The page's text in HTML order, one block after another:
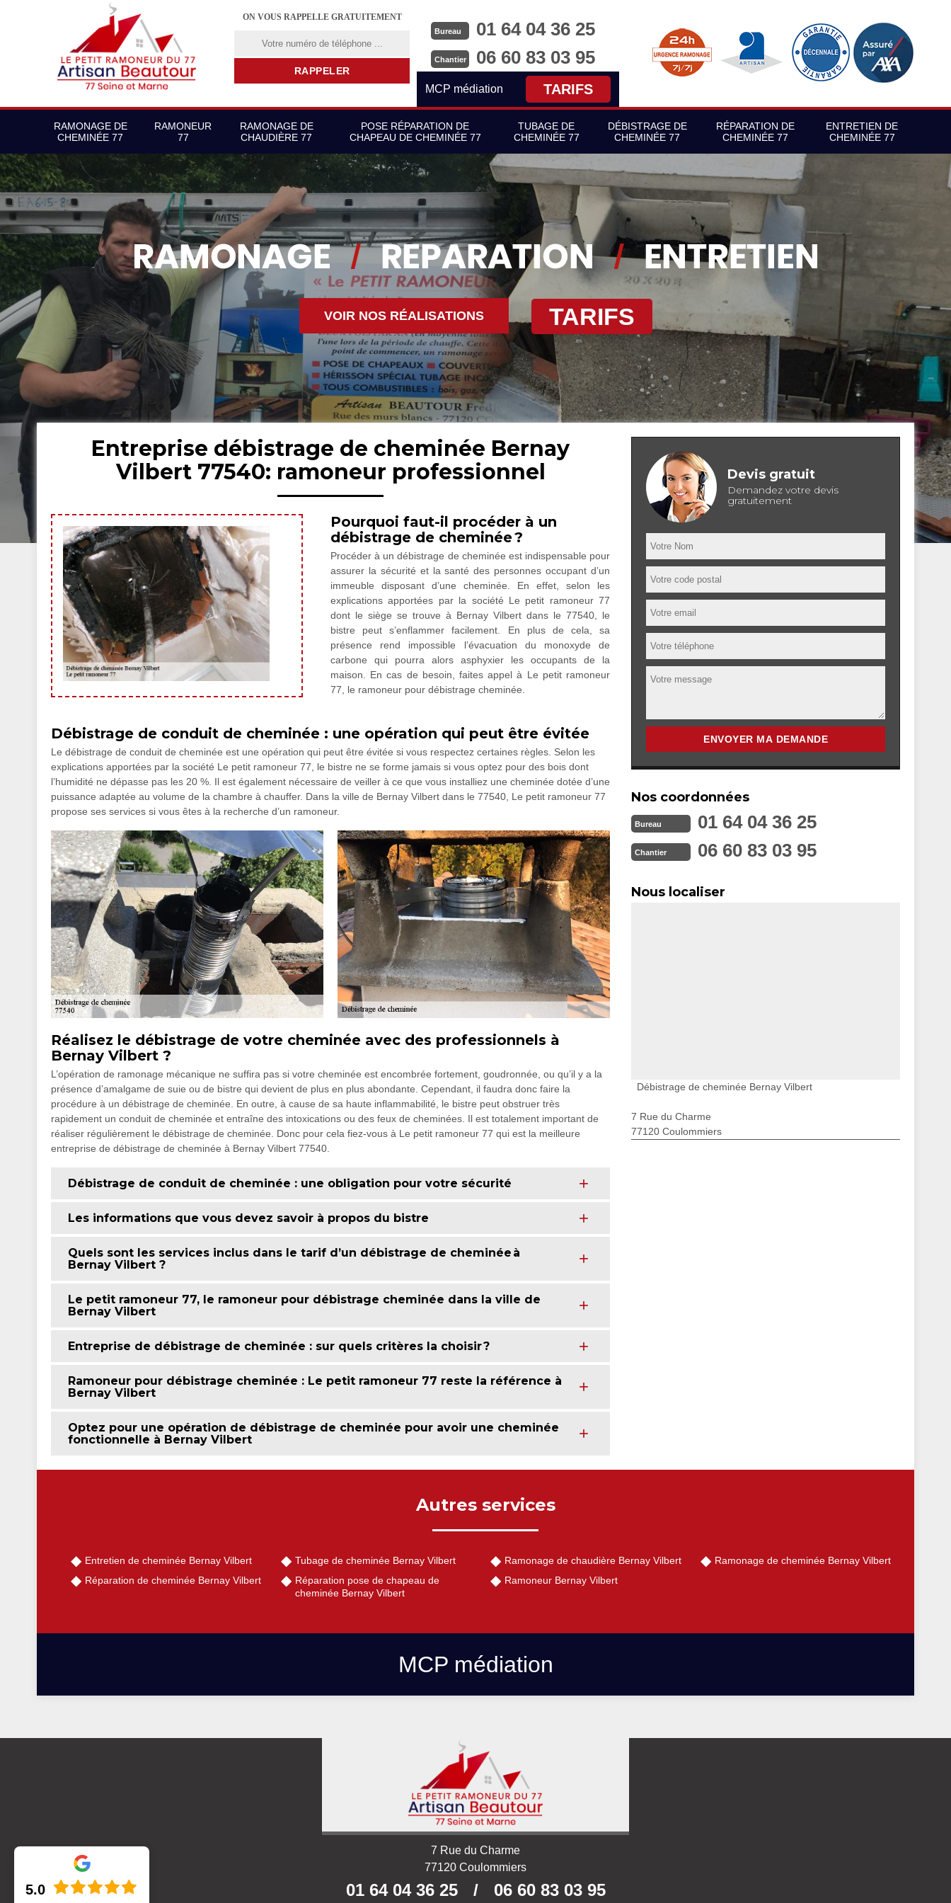
ON VOUS RAPPELLE GRATUITEMENT
Bureau 01 64 04 36 25
Chantier 06 60 83 03 95
MCP médiation TARIFS
RAMONAGE DE
CHEMINÉE 77
RAMONEUR
77
RAMONAGE DE
CHAUDIÈRE 77
POSE RÉPARATION DE
CHAPEAU DE CHEMINÉE 77
TUBAGE DE
CHEMINÉE 77
DÉBISTRAGE DE
CHEMINÉE 77
RÉPARATION DE
CHEMINÉE 77
ENTRETIEN DE
CHEMINÉE 77
VOIR NOS RÉALISATIONS TARIFS
Entreprise débistrage de cheminée Bernay
Vilbert 77540: ramoneur professionnel
Pourquoi faut-il procéder à un
débistrage de cheminée ?
Procéder à un débistrage de cheminée est indispensable pour
assurer la sécurité et la santé des personnes occupant d’un
immeuble disposant d’une cheminée. En effet, selon les
explications apportées par la société Le petit ramoneur 77
dont le siège se trouve à Bernay Vilbert dans le 77540, le
bistre peut s’enflammer facilement. En plus de cela, sa
présence rend impossible l’évacuation du monoxyde de
carbone qui pourra alors asphyxier les occupants de la
maison. En cas de besoin, faites appel à Le petit ramoneur
77, le ramoneur pour débistrage cheminée.
Débistrage de conduit de cheminée : une opération qui peut être évitée
Le débistrage de conduit de cheminée est une opération qui peut être évitée si vous respectez certaines règles. Selon les
explications apportées par la société Le petit ramoneur 77, le bistre ne se forme jamais si vous optez pour des bois dont
l’humidité ne dépasse pas les 20 %. Il est également nécessaire de veiller à ce que vous installiez une cheminée dotée d’une
puissance adaptée au volume de la chambre à chauffer. Dans la ville de Bernay Vilbert dans le 77540, Le petit ramoneur 77
propose ses services si vous êtes à la recherche d’un ramoneur.
Réalisez le débistrage de votre cheminée avec des professionnels à
Bernay Vilbert ?
L’opération de ramonage mécanique ne suffira pas si votre cheminée est encombrée fortement, goudronnée, ou qu’il y a la
présence d’amalgame de suie ou de bistre qui devient de plus en plus abondante. Cependant, il faudra donc faire la
procédure à un débistrage de cheminée. En outre, à cause de sa haute inflammabilité, le bistre peut obstruer très
rapidement un conduit de cheminée et entraîne des intoxications ou des feux de cheminées. Il est totalement important de
réaliser régulièrement le débistrage de cheminée. Donc pour cela fiez-vous à Le petit ramoneur 77 qui est la meilleure
entreprise de débistrage de cheminée à Bernay Vilbert 77540.
Débistrage de conduit de cheminée : une obligation pour votre sécurité
Les informations que vous devez savoir à propos du bistre
Quels sont les services inclus dans le tarif d’un débistrage de cheminée à
Bernay Vilbert ?
Le petit ramoneur 77, le ramoneur pour débistrage cheminée dans la ville de
Bernay Vilbert
Entreprise de débistrage de cheminée : sur quels critères la choisir ?
Ramoneur pour débistrage cheminée : Le petit ramoneur 77 reste la référence à
Bernay Vilbert
Optez pour une opération de débistrage de cheminée pour avoir une cheminée
fonctionnelle à Bernay Vilbert
Devis gratuit
Demandez votre devis
gratuitement
Nos coordonnées
Bureau 01 64 04 36 25
Chantier 06 60 83 03 95
Nous localiser
Débistrage de cheminée Bernay Vilbert
7 Rue du Charme
77120 Coulommiers
Autres services
Entretien de cheminée Bernay Vilbert
Réparation de cheminée Bernay Vilbert
Tubage de cheminée Bernay Vilbert
Réparation pose de chapeau de
cheminée Bernay Vilbert
Ramonage de chaudière Bernay Vilbert
Ramoneur Bernay Vilbert
Ramonage de cheminée Bernay Vilbert
MCP médiation
7 Rue du Charme
77120 Coulommiers
01 64 04 36 25 / 06 60 83 03 95
5.0